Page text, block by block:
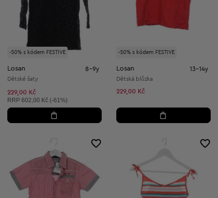
-50% s kódem FESTIVE
Losan 8-9y
Dětské šaty
229,00 Kč
Doporučená cena:
RRP 602,00 Kč (-61%)
-50% s kódem FESTIVE
Losan 13-14y
Dětská blůzka
229,00 Kč